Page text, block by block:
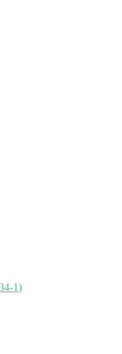
1)